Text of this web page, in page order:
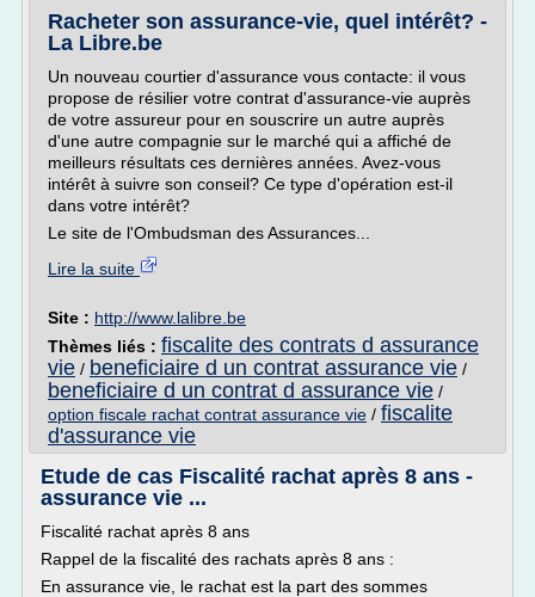
Racheter son assurance-vie, quel intérêt? -
La Libre.be
Un nouveau courtier d'assurance vous contacte: il vous
propose de résilier votre contrat d'assurance-vie auprès
de votre assureur pour en souscrire un autre auprès
d'une autre compagnie sur le marché qui a affiché de
meilleurs résultats ces dernières années. Avez-vous
intérêt à suivre son conseil? Ce type d'opération est-il
dans votre intérêt?
Le site de l'Ombudsman des Assurances...
Lire la suite
Site : http://www.lalibre.be
Thèmes liés : fiscalite des contrats d assurance
vie / beneficiaire d un contrat assurance vie /
beneficiaire d un contrat d assurance vie /
option fiscale rachat contrat assurance vie / fiscalite
d'assurance vie
Etude de cas Fiscalité rachat après 8 ans -
assurance vie ...
Fiscalité rachat après 8 ans
Rappel de la fiscalité des rachats après 8 ans :
En assurance vie, le rachat est la part des sommes